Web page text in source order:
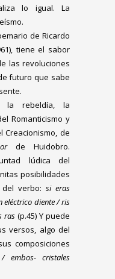
lo igual. La
de Ricardo
tiene el sabor
las revoluciones
futuro que sabe
la rebeldía, la
Romanticismo y
Creacionismo, de
de Huidobro.
lúdica del
posibilidades
verbo: si eras
diente / ris
ras(p.45) Y puede
versos, algo del
composiciones
embos- cristales